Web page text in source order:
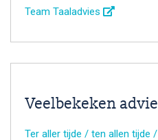
Team Taaladvies
Veelbekeken
Ter aller tijde / ten allen tijde